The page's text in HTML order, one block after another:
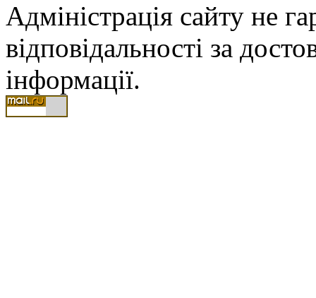
Адміністрація сайту не
відповідальності за
інформації.